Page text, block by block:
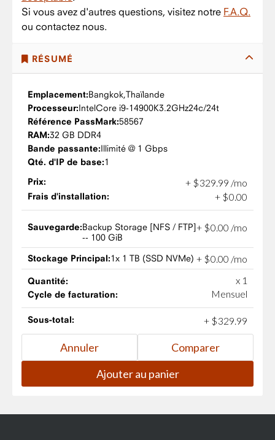
Si vous avez d'autres questions, visitez notre F.A.Q.
ou contactez nous.
RÉSUMÉ
Emplacement:Bangkok,Thaïlande
Processeur:IntelCore i9-14900K3.2GHz24c/24t
Référence PassMark:58567
RAM:32 GB DDR4
Bande passante:Illimité @ 1 Gbps
Qté. d'IP de base:1
Prix:
+ $329 99 /mo
Frais d'installation: + $0.00
Sauvegarde:Backup Storage [NFS / FTP]
-- 100 GiB
+ $0.00 /mo
Stockage Principal:1x 1 TB (SSD NVMe) + $0.00 /mo
Quantité: x 1
Cycle de facturation: Mensuel
Sous-total: + $329.99